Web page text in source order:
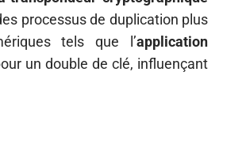
processus de duplication plus
tels que l’application
un double de clé, influençant